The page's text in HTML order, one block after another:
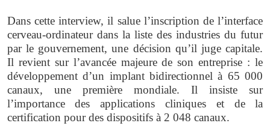
Dans cette interview, il salue l’inscription de l’interface
cerveau-ordinateur dans la liste des industries du futur
par le gouvernement, une décision qu’il juge capitale.
Il revient sur l’avancée majeure de son entreprise : le
développement d’un implant bidirectionnel à 65 000
canaux, une première mondiale. Il insiste sur
l’importance des applications cliniques et de la
certification pour des dispositifs à 2 048 canaux.